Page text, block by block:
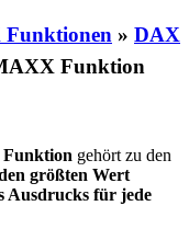
Funktionen » DAX
Funktion
gehört zu den
größten Wert
Ausdrucks für jede